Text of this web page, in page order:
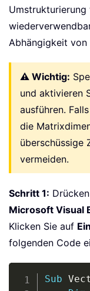
Abhängigkeit von
⚠ Wichtig:
und aktivieren
ausführen.
die
überschüssige
vermeiden.
Schritt 1:
Microsoft Visual
Klicken Sie auf
folgenden Code
Sub